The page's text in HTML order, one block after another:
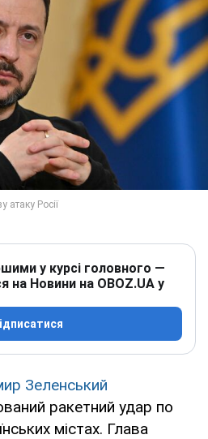
у курсі головного —
на Новини на OBOZ.UA у
Зеленський
ракетний удар по
містах. Глава